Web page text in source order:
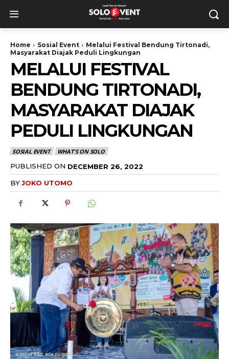
Home Sosial Event
Melalui Festival Bendung Tirtonadi,
Masyarakat Diajak Peduli Lingkungan
MELALUI FESTIVAL
BENDUNG TIRTONADI,
MASYARAKAT DIAJAK
PEDULI LINGKUNGAN
SOSIAL EVENT WHAT'S ON SOLO
PUBLISHED ON DECEMBER 26, 2022
BYJOKO UTOMO